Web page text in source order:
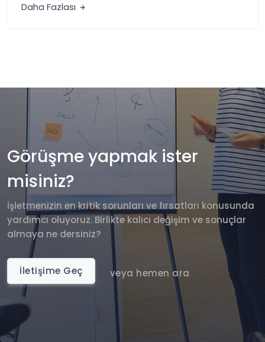
Daha Fazlası
Görüşme yapmak ister
misiniz?
İşletmenizin en kritik sorunları ve fırsatları konusunda
yardımcı oluyoruz. Birlikte kalıcı değişim ve sonuçlar
almaya ne dersiniz?
İletişime Geç veya hemen ara